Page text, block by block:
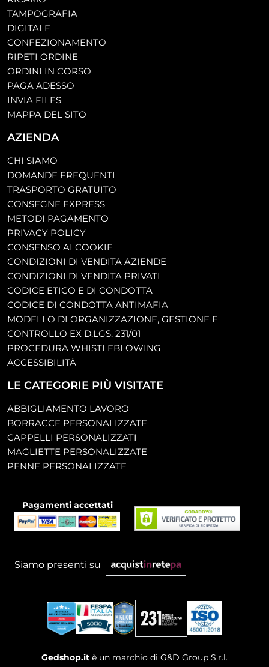
TAMPOGRAFIA
DIGITALE
CONFEZIONAMENTO
RIPETI ORDINE
ORDINI IN CORSO
PAGA ADESSO
INVIA FILES
MAPPA DEL SITO
AZIENDA
CHI SIAMO
DOMANDE FREQUENTI
TRASPORTO GRATUITO
CONSEGNE EXPRESS
METODI PAGAMENTO
PRIVACY POLICY
CONSENSO AI COOKIE
CONDIZIONI DI VENDITA AZIENDE
CONDIZIONI DI VENDITA PRIVATI
CODICE ETICO E DI CONDOTTA
CODICE DI CONDOTTA ANTIMAFIA
MODELLO DI ORGANIZZAZIONE, GESTIONE E
CONTROLLO EX D.LGS. 231/01
PROCEDURA WHISTLEBLOWING
ACCESSIBILITÀ
LE CATEGORIE PIÙ VISITATE
ABBIGLIAMENTO LAVORO
BORRACCE PERSONALIZZATE
CAPPELLI PERSONALIZZATI
MAGLIETTE PERSONALIZZATE
PENNE PERSONALIZZATE
Pagamenti accettati
Siamo presenti su
Gedshop.it è un marchio di G&D Group S.r.l.